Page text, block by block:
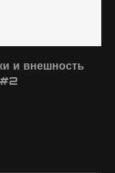
и внешность
#2